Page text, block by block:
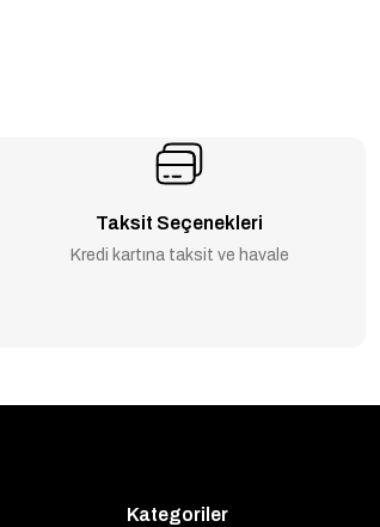
Taksit Seçenekleri
Kredi kartına taksit ve havale
Kategoriler